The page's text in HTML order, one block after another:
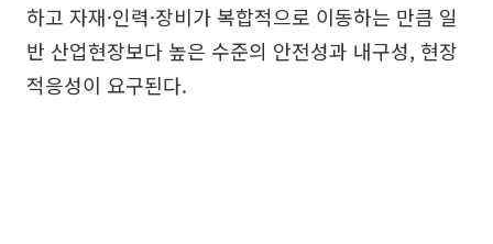
하고 자재·인력·장비가 복합적으로 이동하는 만큼 일
반 산업현장보다 높은 수준의 안전성과 내구성, 현장
적응성이 요구된다.